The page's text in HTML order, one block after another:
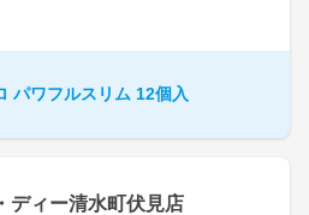
パワフルスリム 12個入
ディー清水町伏見店